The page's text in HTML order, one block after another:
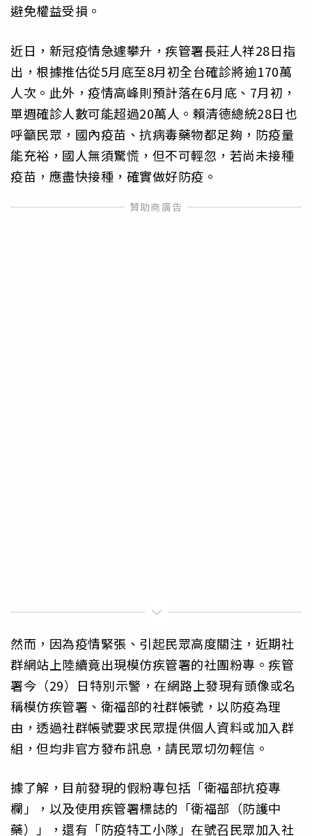
避免權益受損。
近日，新冠疫情急遽攀升，疾管署長莊人祥28日指
出，根據推估從5月底至8月初全台確診將逾170萬
人次。此外，疫情高峰則預計落在6月底、7月初，
單週確診人數可能超過20萬人。賴清德總統28日也
呼籲民眾，國內疫苗、抗病毒藥物都足夠，防疫量
能充裕，國人無須驚慌，但不可輕忽，若尚未接種
疫苗，應盡快接種，確實做好防疫。
然而，因為疫情緊張、引起民眾高度關注，近期社
群網站上陸續竟出現模仿疾管署的社團粉專。疾管
署今（29）日特別示警，在網路上發現有頭像或名
稱模仿疾管署、衛福部的社群帳號，以防疫為理
由，透過社群帳號要求民眾提供個人資料或加入群
組，但均非官方發布訊息，請民眾切勿輕信。
據了解，目前發現的假粉專包括「衛福部抗疫專
欄」，以及使用疾管署標誌的「衛福部（防護中
藥）」，還有「防疫特工小隊」在號召民眾加入社